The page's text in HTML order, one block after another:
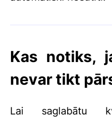
Kas notiks,
nevar tikt
Lai saglabātu